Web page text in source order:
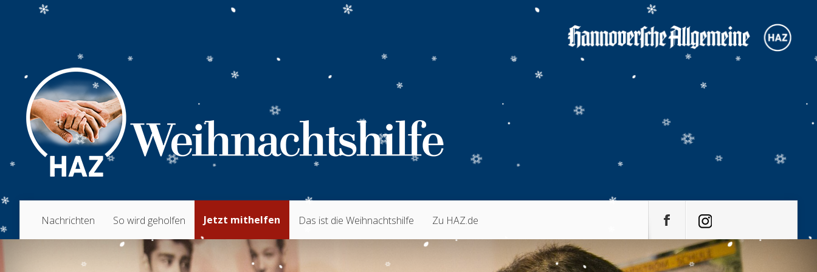
Nachrichten So wird geholfen Jetzt mithelfen Das ist die Weihnachtshilfe Zu HAZ.de